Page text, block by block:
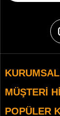
KURUMSAL
MÜŞTERI
POPÜLER